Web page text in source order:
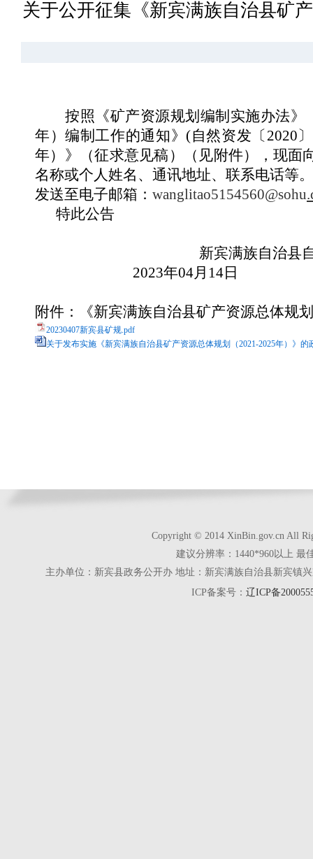
关于公开征集《新宾满族自治县矿
按照《矿产资源规划编制实施办法》
年）编制工作的通知》(自然资发〔2020
年）》（征求意见稿）（见附件），现面
名称或个人姓名、通讯地址、联系电话等
发送至电子邮箱： wanglitao5154560@sohu
特此公告
新宾满族自治县
2023年04月 14日
附件： 《新宾满族自治县矿产资源总体规
20230407新宾县矿规.pdf
关于发布实施《新宾满族自治县矿产资源总体规划（2021-2025年）》的
Copyright © 2014 XinBin.gov.cn All
建议分辨率：1440*960以上 最
主办单位：新宾县政务公开办 地址：新宾满族自治县新宾镇
ICP备案号： 辽ICP备